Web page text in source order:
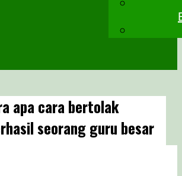
apa cara bertolak
seorang guru besar